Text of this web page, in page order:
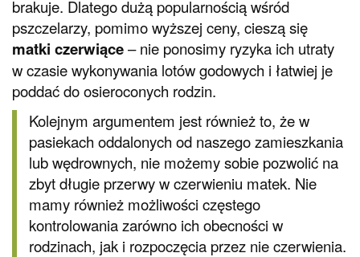
brakuje. Dlatego dużą popularnością wśród
pszczelarzy, pomimo wyższej ceny, cieszą się
matki czerwiące– nie ponosimy ryzyka ich utraty
w czasie wykonywania lotów godowych i łatwiej je
poddać do osieroconych rodzin.
Kolejnym argumentem jest również to, że w
pasiekach oddalonych od naszego zamieszkania
lub wędrownych, nie możemy sobie pozwolić na
zbyt długie przerwy w czerwieniu matek. Nie
mamy również możliwości częstego
kontrolowania zarówno ich obecności w
rodzinach, jak i rozpoczęcia przez nie czerwienia.